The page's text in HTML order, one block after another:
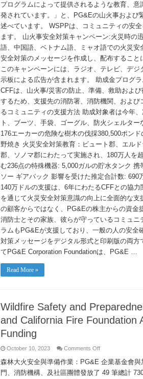
プログラムによって提供されるような教育、
発されています。」と、PG&Eの山火事および
述べています。 WSPPは、コミュニティの安
ます。 山火事安全対策キャンペーン:火災時の
語、中国語、ベトナム語、ミャオ語での火災
安全対策のメッセージを作成し、配布すること
このキャンペーンには、ラジオ、テレビ、デ
示板による広告が含まれます。 助成金プログ
CFFは、山火事/災害の防止、準備、救助およ
するため、支援先の消防署、消防機関、およ
るコミュニティの支援方法 助成対象者は今年
ト、ブーツ、手袋、ゴーグル、防火シェルタ
176エーカーの危険な樹木の伐採380,500ポン
野焼き 火災安全対策教育：ビュート郡、エル
郡、ソノマ郡にわたって実施され、180万人を
む236点の特殊機器: 5,000ガルの貯水タンク
ソー ギアパック 影響を受けた推定合計数:
140万ドルの支援は、6年にわたるCFFとの協
を通じて火災安全対策意識の向上に全面的な
の顧客からではなく、PG&Eの株主からの資金
消防士とその家族、彼らが守っているコミュ
ラムもPG&Eが支援しており、一般の人の安
対策メッセージをデジタル形式と印刷版の両
てPG&E Corporation Foundationは、PG&E …
Read More »
Wildfire Safety and
and California Fire Foundation
Funding
October 10, 2023 Comments Offon
Safety
and
Preparedness:
森林大火安全與準備作業：PG&E 企業基金會
門、消防機構、及社區團體發放了 49 筆總計